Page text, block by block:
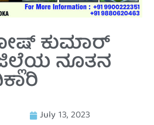
ಕುಮಾರ್
ನೂತನ
July 13, 2023